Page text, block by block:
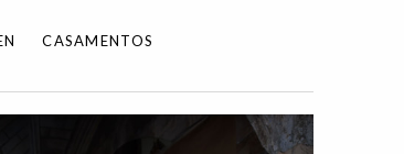
CASAMENTOS